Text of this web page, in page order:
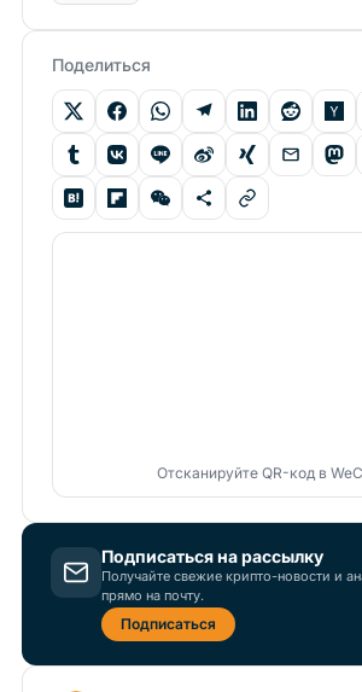
Поделиться
Отсканируйте QR-код в
Подписаться на рассылку
Получайте свежие крипто-новости и
прямо на почту.
Подписаться